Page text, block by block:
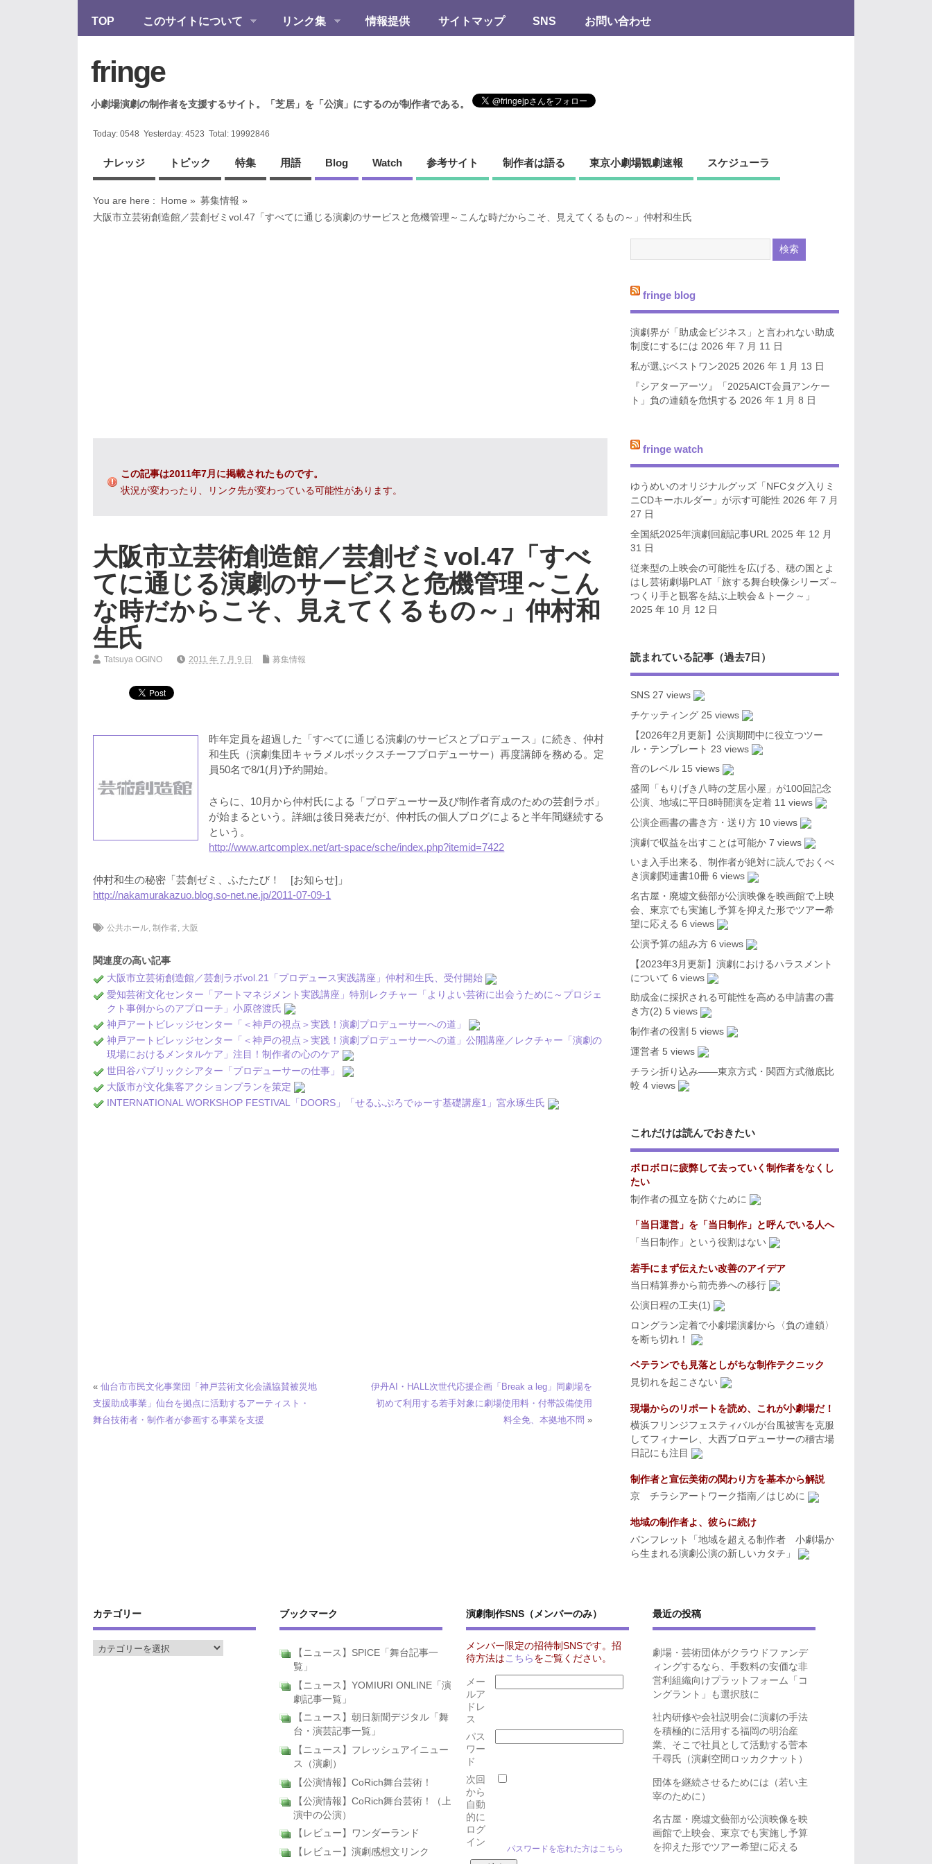
TOP このサイトについて リンク集 情報提供 サイトマップ SNS お問い合わせ
fringe
小劇場演劇の制作者を支援するサイト。「芝居」を「公演」にするのが制作者である。
Today:0548 Yesterday:4523 Total: 19992846
ナレッジ トピック 特集 用語 Blog Watch 参考サイト 制作者は語る 東京小劇場観劇速報 スケジューラ
You are here : Home » 募集情報 »
大阪市立芸術創造館／芸創ゼミvol.47「すべてに通じる演劇のサービスと危機管理～こんな時だからこそ、見えてくるもの～」仲村和生氏
この記事は2011年7月に掲載されたものです。
状況が変わったり、リンク先が変わっている可能性があります。
大阪市立芸術創造館／芸創ゼミvol.47「すべ
てに通じる演劇のサービスと危機管理～こん
な時だからこそ、見えてくるもの～」仲村和
生氏
Tatsuya OGINO 2011 年 7 月 9 日 募集情報
昨年定員を超過した「すべてに通じる演劇のサービスとプロデュース」に続き、仲村
和生氏（演劇集団キャラメルボックスチーフプロデューサー）再度講師を務める。定
員50名で8/1(月)予約開始。
さらに、10月から仲村氏による「プロデューサー及び制作者育成のための芸創ラボ」
が始まるという。詳細は後日発表だが、仲村氏の個人ブログによると半年間継続する
という。
http://www.artcomplex.net/art-space/sche/index.php?itemid=7422
仲村和生の秘密「芸創ゼミ、ふたたび！ [お知らせ]」
http://nakamurakazuo.blog.so-net.ne.jp/2011-07-09-1
公共ホール,制作者, 大阪
関連度の高い記事
大阪市立芸術創造館／芸創ラボvol.21「プロデュース実践講座」仲村和生氏、受付開始
愛知芸術文化センター「アートマネジメント実践講座」特別レクチャー「よりよい芸術に出会うために～プロジェ
クト事例からのアプローチ」小原啓渡氏
神戸アートビレッジセンター「＜神戸の視点＞実践！演劇プロデューサーへの道」
神戸アートビレッジセンター「＜神戸の視点＞実践！演劇プロデューサーへの道」公開講座／レクチャー「演劇の
現場におけるメンタルケア」注目！制作者の心のケア
世田谷パブリックシアター「プロデューサーの仕事」
大阪市が文化集客アクションプランを策定
INTERNATIONAL WORKSHOP FESTIVAL「DOORS」「せるふぷろでゅーす基礎講座1」宮永琢生氏
«仙台市市民文化事業団「神戸芸術文化会議協賛被災地
支援助成事業」仙台を拠点に活動するアーティスト・
舞台技術者・制作者が参画する事業を支援
伊丹AI・HALL次世代応援企画「Break a leg」同劇場を
初めて利用する若手対象に劇場使用料・付帯設備使用
料全免、本拠地不問 »
fringe blog
演劇界が「助成金ビジネス」と言われない助成
制度にするには 2026 年 7 月 11 日
私が選ぶベストワン2025 2026 年 1 月 13 日
『シアターアーツ』「2025AICT会員アンケー
ト」負の連鎖を危惧する 2026 年 1 月 8 日
fringe watch
ゆうめいのオリジナルグッズ「NFCタグ入りミ
ニCDキーホルダー」が示す可能性 2026 年 7 月
27 日
全国紙2025年演劇回顧記事URL 2025 年 12 月
31 日
従来型の上映会の可能性を広げる、穂の国とよ
はし芸術劇場PLAT「旅する舞台映像シリーズ～
つくり手と観客を結ぶ上映会＆トーク～」
2025 年 10 月 12 日
読まれている記事（過去7日）
SNS 27 views
チケッティング 25 views
【2026年2月更新】公演期間中に役立つツー
ル・テンプレート 23 views
音のレベル 15 views
盛岡「もりげき八時の芝居小屋」が100回記念
公演、地域に平日8時開演を定着 11 views
公演企画書の書き方・送り方 10 views
演劇で収益を出すことは可能か 7 views
いま入手出来る、制作者が絶対に読んでおくべ
き演劇関連書10冊 6 views
名古屋・廃墟文藝部が公演映像を映画館で上映
会、東京でも実施し予算を抑えた形でツアー希
望に応える 6 views
公演予算の組み方 6 views
【2023年3月更新】演劇におけるハラスメント
について 6 views
助成金に採択される可能性を高める申請書の書
き方(2) 5 views
制作者の役割 5 views
運営者 5 views
チラシ折り込み――東京方式・関西方式徹底比
較 4 views
これだけは読んでおきたい
ボロボロに疲弊して去っていく制作者をなくし
たい
制作者の孤立を防ぐために
「当日運営」を「当日制作」と呼んでいる人へ
「当日制作」という役割はない
若手にまず伝えたい改善のアイデア
当日精算券から前売券への移行
公演日程の工夫(1)
ロングラン定着で小劇場演劇から〈負の連鎖〉
を断ち切れ！
ベテランでも見落としがちな制作テクニック
見切れを起こさない
現場からのリポートを読め、これが小劇場だ！
横浜フリンジフェスティバルが台風被害を克服
してフィナーレ、大西プロデューサーの稽古場
日記にも注目
制作者と宣伝美術の関わり方を基本から解説
京 チラシアートワーク指南／はじめに
地域の制作者よ、彼らに続け
パンフレット「地域を超える制作者 小劇場か
ら生まれる演劇公演の新しいカタチ」
カテゴリー ブックマーク
【ニュース】SPICE「舞台記事一
覧」
【ニュース】YOMIURI ONLINE「演
劇記事一覧」
【ニュース】朝日新聞デジタル「舞
台・演芸記事一覧」
【ニュース】フレッシュアイニュー
ス（演劇）
【公演情報】CoRich舞台芸術！
【公演情報】CoRich舞台芸術！（上
演中の公演）
【レビュー】ワンダーランド
【レビュー】演劇感想文リンク
演劇制作SNS（メンバーのみ）
メンバー限定の招待制SNSです。招
待方法は こちら をご覧ください。
メー
ルア
ドレ
ス
パス
ワー
ド
次回
から
自動
的に
ログ
イン
パスワードを忘れた方はこちら
最近の投稿
劇場・芸術団体がクラウドファンデ
ィングするなら、手数料の安価な非
営利組織向けプラットフォーム「コ
ングラント」も選択肢に
社内研修や会社説明会に演劇の手法
を積極的に活用する福岡の明治産
業、そこで社員として活動する菅本
千尋氏（演劇空間ロッカクナット）
団体を継続させるためには（若い主
宰のために）
名古屋・廃墟文藝部が公演映像を映
画館で上映会、東京でも実施し予算
を抑えた形でツアー希望に応える